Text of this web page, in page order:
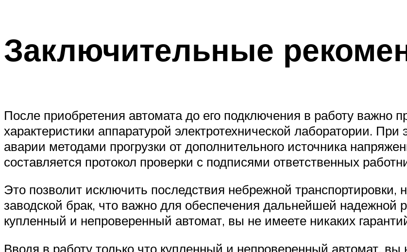
Заключительные
После приобретения автомата до его подключения в работу важно
характеристики аппаратурой электротехнической лаборатории.
аварии методами прогрузки от дополнительного источника
составляется протокол проверки с подписями ответственных
Это позволит исключить последствия небрежной
заводской брак, что важно для обеспечения дальнейшей надежной
купленный и непроверенный автомат, вы не имеете никаких
Вводя в работу только что купленный и непроверенный автомат, вы